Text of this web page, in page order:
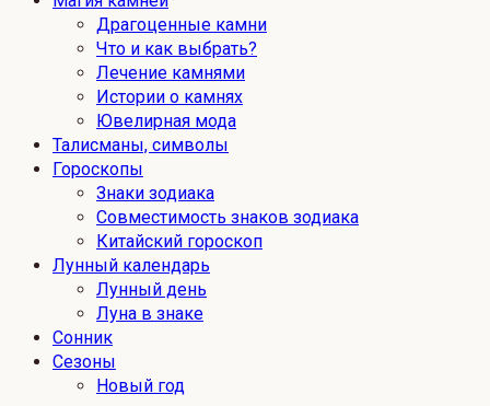
Драгоценные камни
Что и как выбрать?
Лечение камнями
Истории о камнях
Ювелирная мода
Талисманы, символы
Гороскопы
Знаки зодиака
Совместимость знаков зодиака
Китайский гороскоп
Лунный календарь
Лунный день
Луна в знаке
Сонник
Сезоны
Новый год